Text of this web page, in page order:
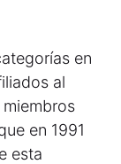
en
al
en 1991
esta